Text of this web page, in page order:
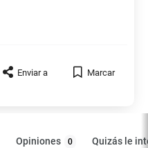
Enviar a Marcar
Opiniones 0 Quizás le